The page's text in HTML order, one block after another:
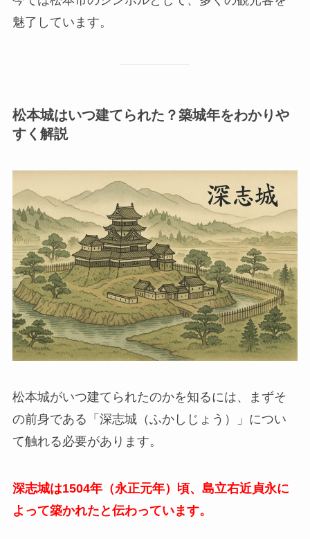
魅了しています。
松本城はいつ建てられた？築城年をわかりや
すく解説
松本城がいつ建てられたのかを知るには、まずそ
の前身である「深志城（ふかしじょう）」につい
て触れる必要があります。
深志城は1504年（永正元年）頃、島立右近貞永に
よって築かれたと伝わっています。